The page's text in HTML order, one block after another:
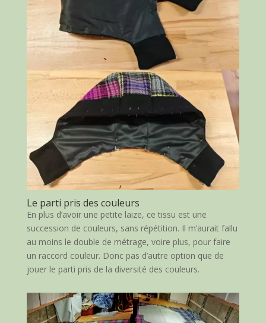
Le parti pris des couleurs
En plus d’avoir une petite laize, ce tissu est une
succession de couleurs, sans répétition. Il m’aurait fallu
au moins le double de métrage, voire plus, pour faire
un raccord couleur. Donc pas d’autre option que de
jouer le parti pris de la diversité des couleurs.